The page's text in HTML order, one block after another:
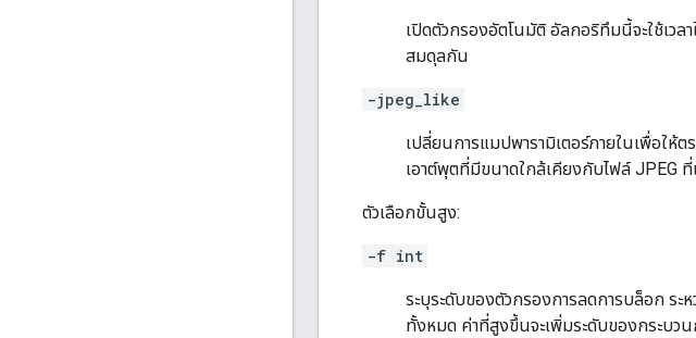
เปิดตัวกรองอัตโนมัติ อัลกอริทึมนี้จะใช้เว
สมดุลกัน
-jpeg_like
เปลี่ยนการแมปพารามิเตอร์ภายในเพื่อให้
เอาต์พุตที่มีขนาดใกล้เคียงกับไฟล์ JPEG ที่
ตัวเลือกขั้นสูง:
-f int
ระบุระดับของตัวกรองการลดการบล็อก ระห
ทั้งหมด ค่าที่สูงขึ้นจะเพิ่มระดับของกระบว